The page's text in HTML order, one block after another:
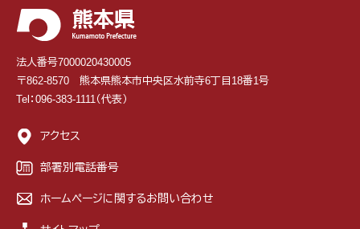
法人番号7000020430005
〒862-8570 熊本県熊本市中央区水前寺6丁目18番1号
Tel：096-383-1111（代表）
アクセス
部署別電話番号
ホームページに関するお問い合わせ